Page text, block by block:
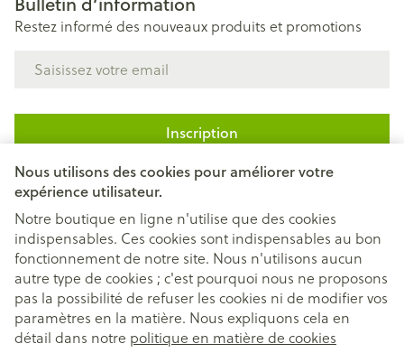
Nous utilisons des cookies pour améliorer votre
expérience utilisateur.
Notre boutique en ligne n'utilise que des cookies
indispensables. Ces cookies sont indispensables au bon
fonctionnement de notre site. Nous n'utilisons aucun
autre type de cookies ; c'est pourquoi nous ne proposons
pas la possibilité de refuser les cookies ni de modifier vos
paramètres en la matière. Nous expliquons cela en
détail dans notre politique en matière de cookies
Restez informé des nouveaux produits et promotions
Inscription
En cliquant sur s'abonner, vous vous abonnez à notre newsletter
et acceptez notrepolitique de confidentialité
Liens légaux